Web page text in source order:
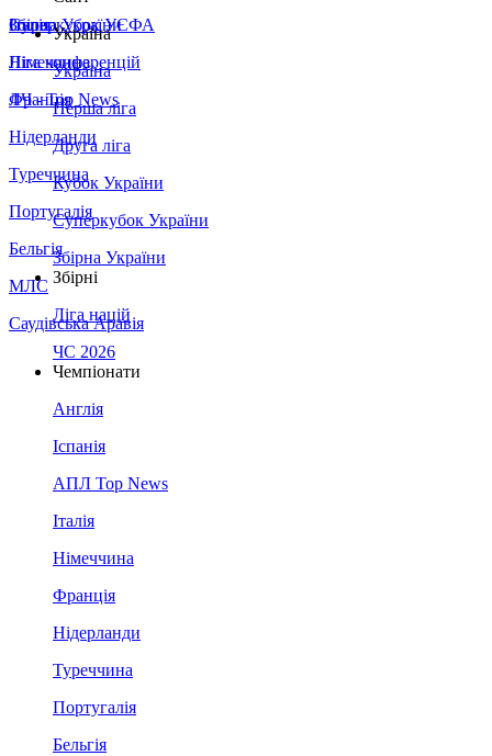
Збірна України
Італія
Німеччина
Франція
Нідерланди
Туреччина
Португалія
Бельгія
МЛС
Саудівська Аравія
Суперкубок УЄФА
Ліга конференцій
ЛЧ - Top News
Україна
Україна
Перша ліга
Друга ліга
Кубок України
Суперкубок України
Збірна України
Збірні
Ліга націй
ЧС 2026
Чемпіонати
Англія
Іспанія
АПЛ Top News
Італія
Німеччина
Франція
Нідерланди
Туреччина
Португалія
Бельгія